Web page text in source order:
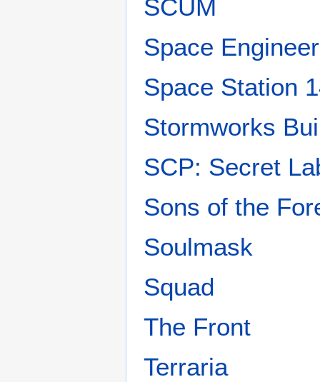
SCUM
Space
Space Station
Stormworks
SCP: Secret
Sons of the
Soulmask
Squad
The Front
Terraria